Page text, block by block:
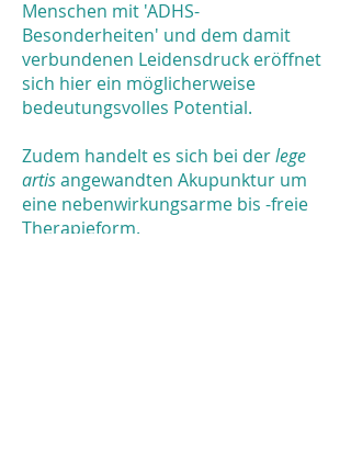
Menschen mit 'ADHS-
Besonderheiten' und dem damit
verbundenen Leidensdruck eröffnet
sich hier ein möglicherweise
bedeutungsvolles Potential.
Zudem handelt es sich bei derlege
artisangewandten Akupunktur um
eine nebenwirkungsarme bis -freie
Therapieform.